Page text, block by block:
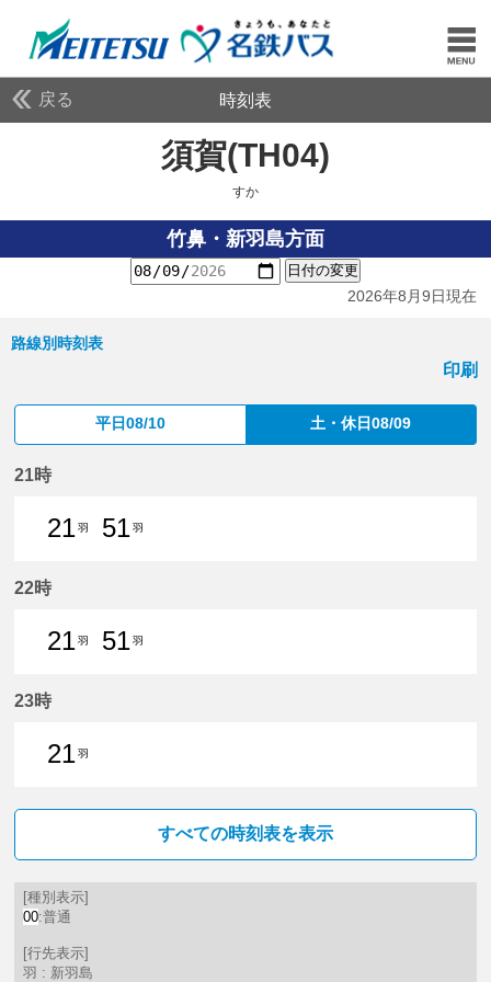
戻る 時刻表
須賀(TH04)
すか
竹鼻・新羽島方面
日付の変更
2026年8月9日現在
路線別時刻表
印刷
平日08/10 土・休日08/09
21時
21羽
51羽
22時
21羽
51羽
23時
21羽
すべての時刻表を表示
[種別表示]
00:普通
[行先表示]
羽 : 新羽島